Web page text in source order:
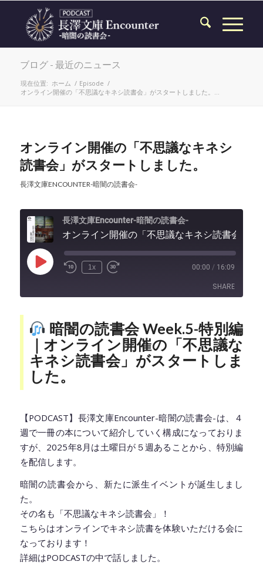
ブログ - 最近のニュース
現在位置: ホーム / Episode /
オンライン開催の「不思議なキネシ読書会」がスタートしました。...
オンライン開催の「不思議なキネシ
読書会」がスタートしました。
長澤文庫ENCOUNTER-暗闇の読書会-
長澤文庫Encounter-暗闇の読書会-
Play
Episode
1x 00:00 / 16:09
SHARE
SHARE
LINK
EMBED
暗闇の読書会 Week.5-特別編
｜ オンライン開催の「不思議な
キネシ読書会」がスタートしま
した。
【PODCAST】長澤文庫Encounter-暗闇の読書会-は、４
週で一冊の本について紹介していく構成になっておりま
すが、2025年8月は土曜日が５週あることから、特別編
を配信します。
暗闇の読書会から、新たに派生イベントが誕生しまし
た。
その名も「不思議なキネシ読書会」！
こちらはオンラインでキネシ読書を体験いただける会に
なっております！
詳細はPODCASTの中で話しました。